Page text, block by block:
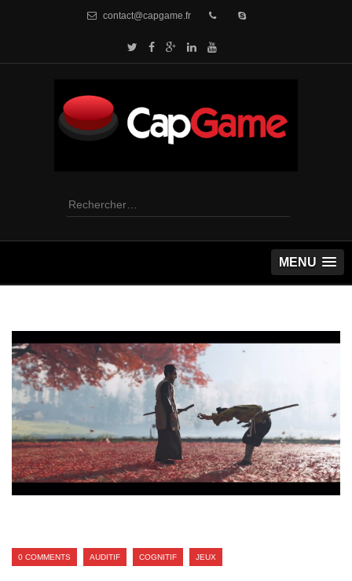
contact@capgame.fr
Rechercher :
MENU
0 COMMENTS AUDITIF COGNITIF JEUX